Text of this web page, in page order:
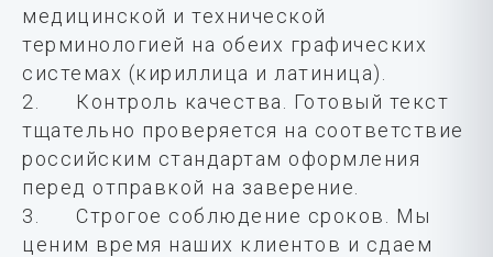
медицинской и технической
терминологией на обеих графических
системах (кириллица и латиница).
2. Контроль качества. Готовый текст
тщательно проверяется на соответствие
российским стандартам оформления
перед отправкой на заверение.
3. Строгое соблюдение сроков. Мы
ценим время наших клиентов и сдаем